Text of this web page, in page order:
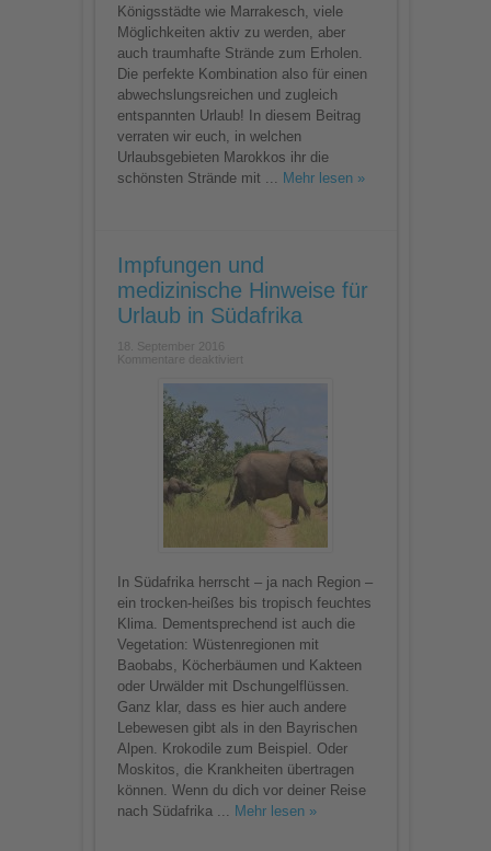
Königsstädte wie Marrakesch, viele
Möglichkeiten aktiv zu werden, aber
auch traumhafte Strände zum Erholen.
Die perfekte Kombination also für einen
abwechslungsreichen und zugleich
entspannten Urlaub! In diesem Beitrag
verraten wir euch, in welchen
Urlaubsgebieten Marokkos ihr die
schönsten Strände mit ...
Mehr lesen »
Impfungen und
medizinische Hinweise für
Urlaub in Südafrika
18. September 2016
Kommentare deaktiviertfür
und
Hinweise
für
Urlaub
in
Südafrika
In Südafrika herrscht – ja nach Region –
ein trocken-heißes bis tropisch feuchtes
Klima. Dementsprechend ist auch die
Vegetation: Wüstenregionen mit
Baobabs, Köcherbäumen und Kakteen
oder Urwälder mit Dschungelflüssen.
Ganz klar, dass es hier auch andere
Lebewesen gibt als in den Bayrischen
Alpen. Krokodile zum Beispiel. Oder
Moskitos, die Krankheiten übertragen
können. Wenn du dich vor deiner Reise
nach Südafrika ...
Mehr lesen »